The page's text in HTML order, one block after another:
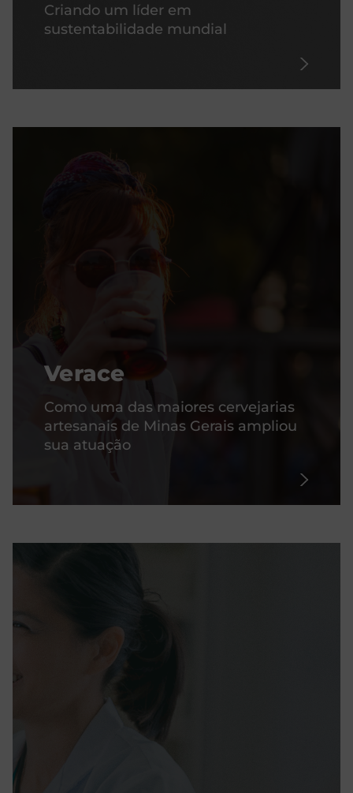
Criando um líder em
sustentabilidade mundial
Verace
Como uma das maiores cervejarias
artesanais de Minas Gerais ampliou
sua atuação